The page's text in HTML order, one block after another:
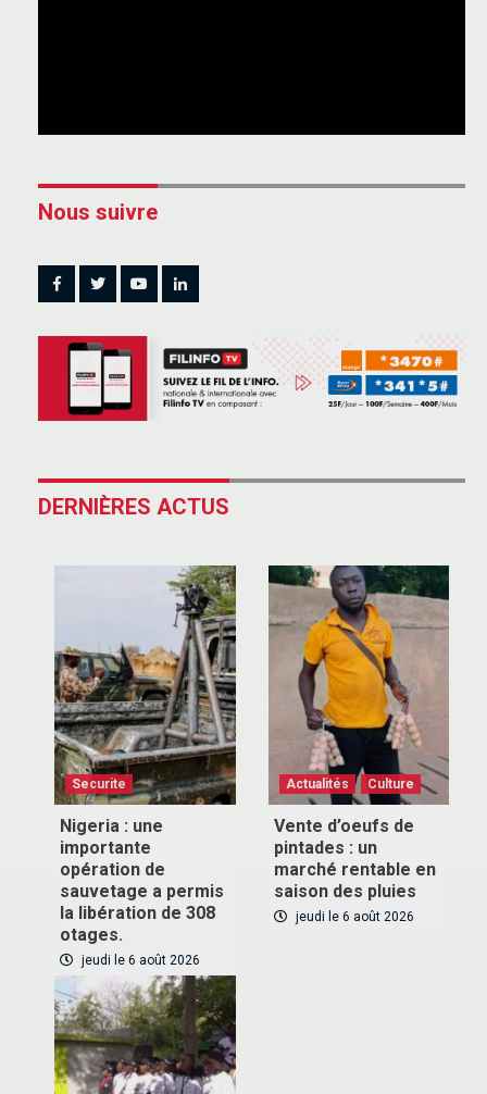
Nous suivre
DERNIÈRES ACTUS
Securite
Nigeria : une
importante
opération de
sauvetage a permis
la libération de 308
otages.
jeudi le 6 août 2026
Actualités Culture
Vente d’oeufs de
pintades : un
marché rentable en
saison des pluies
jeudi le 6 août 2026